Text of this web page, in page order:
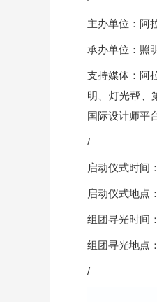
主办单位：阿
承办单位：照
支持媒体：阿
明、灯光帮、
国际设计师平
/
启动仪式时间
启动仪式地点
组团寻光时间
组团寻光地点
/